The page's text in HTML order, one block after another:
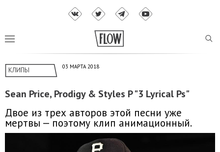
КЛИПЫ 03 МАРТА 2018
Sean Price, Prodigy & Styles P "3 Lyrical Ps"
Двое из трех авторов этой песни уже
мертвы — поэтому клип анимационный.